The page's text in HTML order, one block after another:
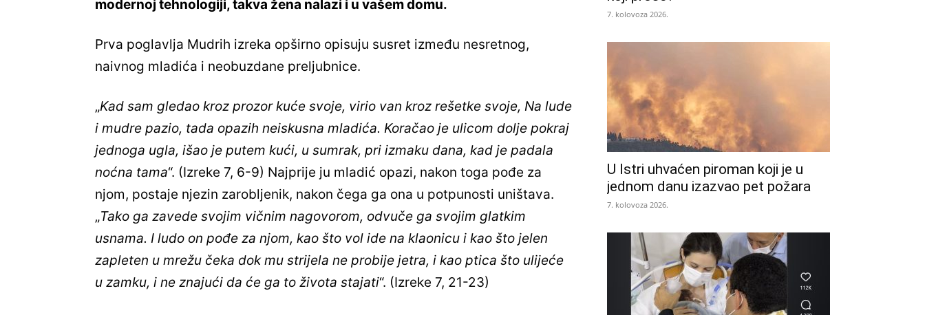
modernoj tehnologiji, takva žena nalazi i u vašem domu.
Prva poglavlja Mudrih izreka opširno opisuju susret između nesretnog,
naivnog mladića i neobuzdane preljubnice.
„Kad sam gledao kroz prozor kuće svoje, virio van kroz rešetke svoje, Na lude
i mudre pazio, tada opazih neiskusna mladića. Koračao je ulicom dolje pokraj
jednoga ugla, išao je putem kući, u sumrak, pri izmaku dana, kad je padala
noćna tama“. (Izreke 7, 6-9) Najprije ju mladić opazi, nakon toga pođe za
njom, postaje njezin zarobljenik, nakon čega ga ona u potpunosti uništava.
„Tako ga zavede svojim vičnim nagovorom, odvuče ga svojim glatkim
usnama. I ludo on pođe za njom, kao što vol ide na klaonicu i kao što jelen
zapleten u mrežu čeka dok mu strijela ne probije jetra, i kao ptica što ulijeće
u zamku, i ne znajući da će ga to života stajati“. (Izreke 7, 21-23)
7. kolovoza 2026.
U Istri uhvaćen piroman koji je u
jednom danu izazvao pet požara
7. kolovoza 2026.